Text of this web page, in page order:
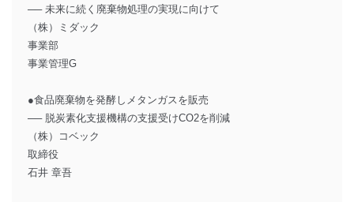
── 未来に続く廃棄物処理の実現に向けて
（株）ミダック
事業部
事業管理G
●食品廃棄物を発酵しメタンガスを販売
── 脱炭素化支援機構の支援受けCO2を削減
（株）コベック
取締役
石井 章吾